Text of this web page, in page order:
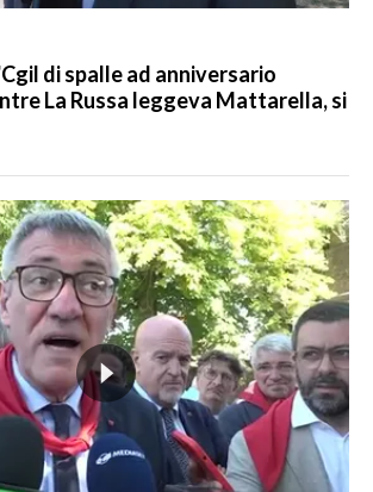
di spalle ad anniversario
La Russa leggeva Mattarella, si